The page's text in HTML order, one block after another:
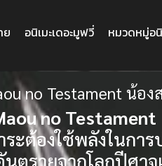
ย อนิเมะเดอะมูฟวี่ หมวดหมู่อนิ
no Testament น้อ
no
ระต้องใช้พลังในกา
นตรายจากโลกปีศา